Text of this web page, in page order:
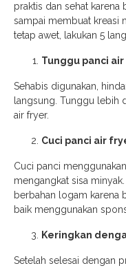
praktis dan sehat
sampai membuat kreasi
tetap awet, lakukan 5
Tunggu panci
Sehabis digunakan,
langsung. Tunggu lebih
air fryer.
Cuci panci air
Cuci panci
mengangkat sisa
berbahan logam karena
baik menggunakan
Keringkan
Setelah selesai dengan